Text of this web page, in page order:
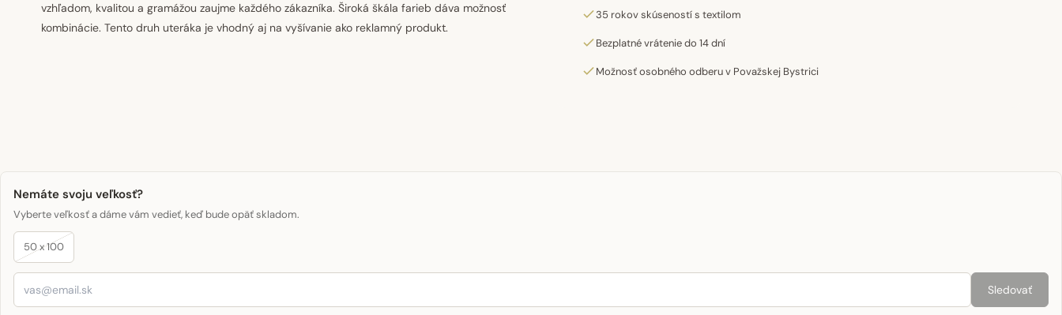
vzhľadom, kvalitou a gramážou zaujme každého zákazníka. Široká škála farieb dáva možnosť
kombinácie. Tento druh uteráka je vhodný aj na vyšívanie ako reklamný produkt.
35 rokov skúseností s textilom
Bezplatné vrátenie do 14 dní
Možnosť osobného odberu v Považskej Bystrici
Nemáte svoju veľkosť?
Vyberte veľkosť a dáme vám vedieť, keď bude opäť skladom.
50 x 100
Sledovať